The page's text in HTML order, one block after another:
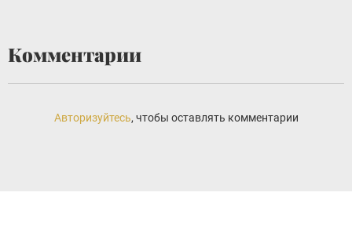
Комментарии
Авторизуйтесь, чтобы оставлять комментарии